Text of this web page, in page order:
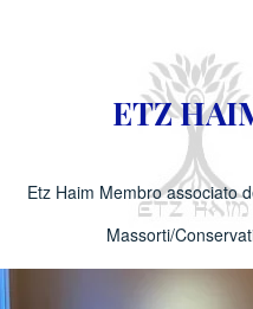
ETZ
Etz Haim Membro associato
Massorti/